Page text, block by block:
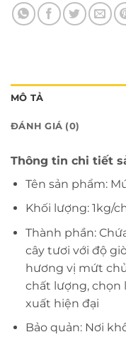
MÔ TẢ
ĐÁNH GIÁ (0)
Thông tin chi tiết
Tên sản phẩm:
Khối lượng: 1kg/
Thành phần:
cây tươi với độ
hương vị mứt
chất lượng, chọn
xuất hiện đại
Bảo quản: Nơi